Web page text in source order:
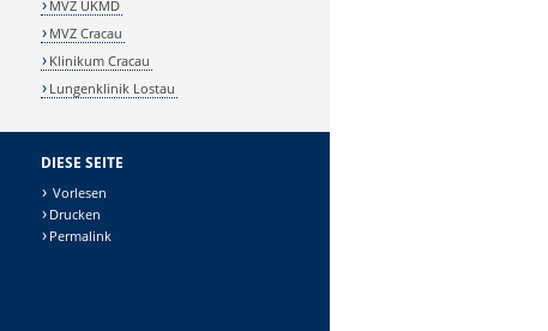
MVZ UKMD
MVZ Cracau
Klinikum Cracau
Lungenklinik Lostau
DIESE SEITE
Vorlesen
Drucken
Permalink